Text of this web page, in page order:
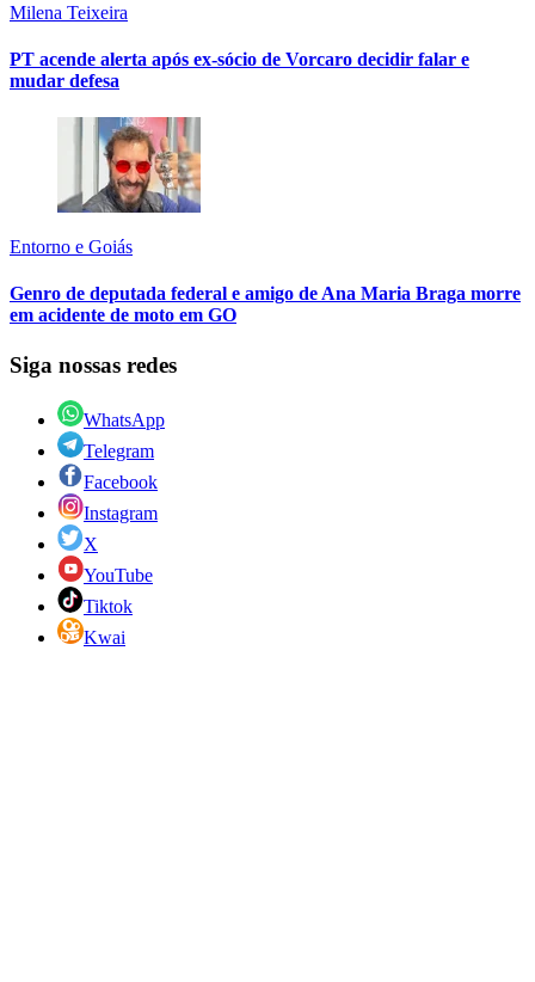
Milena Teixeira
PT acende alerta após ex-sócio de Vorcaro decidir falar e
mudar defesa
Entorno e Goiás
Genro de deputada federal e amigo de Ana Maria Braga morre
em acidente de moto em GO
Siga nossas redes
WhatsApp
Telegram
Facebook
Instagram
X
YouTube
Tiktok
Kwai